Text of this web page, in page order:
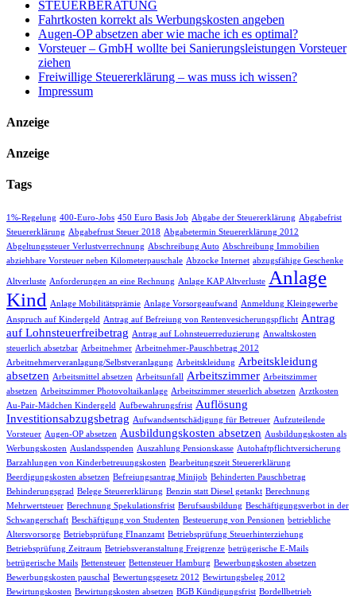
STEUERBERATUNG
Fahrtkosten korrekt als Werbungskosten angeben
Augen-OP absetzen aber wie mache ich es optimal?
Vorsteuer – GmbH wollte bei Sanierungsleistungen Vorsteuer
ziehen
Freiwillige Steuererklärung – was muss ich wissen?
Impressum
Anzeige
Anzeige
Tags
1%-Regelung 400-Euro-Jobs 450 Euro Basis Job Abgabe der Steuererklärung Abgabefrist
Steuererklärung Abgabefrust Steuer 2018 Abgabetermin Steuererklärung 2012
Abgeltungssteuer Verlustverrechnung Abschreibung Auto Abschreibung Immobilien
abziehbare Vorsteuer neben Kilometerpauschale Abzocke Internet abzugsfähige Geschenke
Altverluste Anforderungen an eine Rechnung Anlage KAP Altverluste Anlage
Kind
Anlage Mobilitätsprämie Anlage Vorsorgeaufwand
Anmeldung Kleingewerbe
Anspruch auf Kindergeld
Antrag auf Befreiung von Rentenvesicherungspflicht Antrag
auf Lohnsteuerfreibetrag Antrag auf Lohnsteuerreduzierung Anwaltskosten
steuerlich absetzbar Arbeitnehmer Arbeitnehmer-Pauschbetrag 2012
Arbeitnehmerveranlagung/Selbstveranlagung Arbeitskleidung Arbeitskleidung
absetzen Arbeitsmittel absetzen Arbeitsunfall Arbeitszimmer Arbeitszimmer
absetzen Arbeitszimmer Photovoltaikanlage Arbeitszimmer steuerlich absetzen Arztkosten
Au-Pair-Mädchen Kindergeld
Aufbewahrungsfrist Auflösung
Investitionsabzugsbetrag Aufwandsentschädigung für Betreuer Aufzuteilende
Vorsteuer Augen-OP absetzen Ausbildungskosten absetzen Ausbildungskosten als
Werbungskosten Auslandsspenden Auszahlung Pensionskasse Autohaftpflichtversicherung
Barzahlungen von Kinderbetreuungskosten Bearbeitungszeit Steuererklärung
Beerdigungskosten absetzen Befreiungsantrag Minijob Behinderten Pauschbetrag
Behinderungsgrad Belege Steuererklärung Benzin statt Diesel getankt Berechnung
Mehrwertsteuer Berechnung Spekulationsfrist Berufsausbildung Beschäftigungsverbot in der
Schwangerschaft Beschäftigung von Studenten Besteuerung von Pensionen betriebliche
Altersvorsorge Betriebsprüfung FInanzamt Betriebsprüfung Steuerhinterziehung
Betriebsprüfung Zeitraum Betriebsveranstaltung Freigrenze betrügerische E-Mails
betrügerische Mails Bettensteuer Bettensteuer Hamburg Bewerbungskosten absetzen
Bewerbungskosten pauschal Bewertungsgesetz 2012 Bewirtungsbeleg 2012
Bewirtungskosten Bewirtungskosten absetzen BGB Kündigungsfrist Bordellbetrieb